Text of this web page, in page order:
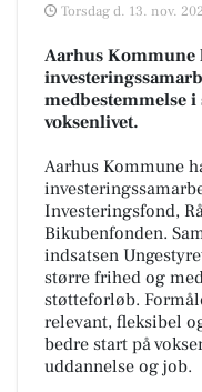
Torsdag d. 13. nov.
Aarhus Kommune
medbestemmelse i
voksenlivet.
Aarhus Kommune
Investeringsfond,
Bikubenfonden.
indsatsen
større frihed og
støtteforløb.
relevant, fleksibel
bedre start på
uddannelse og job.